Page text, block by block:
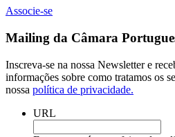
Associe-se
Mailing da Câmara
Inscreva-se na nossa Newsletter e
informações sobre como tratamos os
nossa política de privacidade.
URL